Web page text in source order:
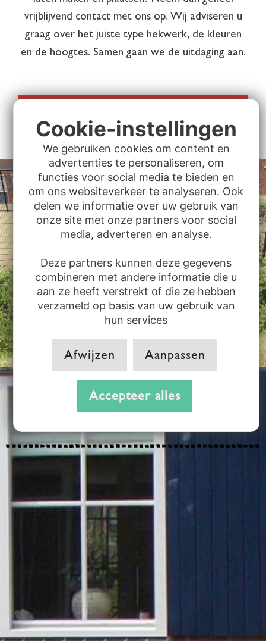
vrijblijvend contact met ons op. Wij adviseren u
graag over het juiste type hekwerk, de kleuren
en de hoogtes. Samen gaan we de uitdaging aan.
Afgeronde projecten
Cookie-instellingen
We gebruiken cookies om content en
advertenties te personaliseren, om
functies voor social media te bieden en
om ons websiteverkeer te analyseren. Ook
delen we informatie over uw gebruik van
onze site met onze partners voor social
media, adverteren en analyse.
Deze partners kunnen deze gegevens
combineren met andere informatie die u
aan ze heeft verstrekt of die ze hebben
verzameld op basis van uw gebruik van
hun services
Afwijzen Aanpassen
Accepteer alles